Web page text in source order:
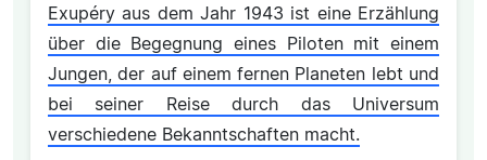
Exupéry aus dem Jahr 1943 ist eine Erzählung
über die Begegnung eines Piloten mit einem
Jungen, der auf einem fernen Planeten lebt und
bei seiner Reise durch das Universum
verschiedene Bekanntschaften macht.